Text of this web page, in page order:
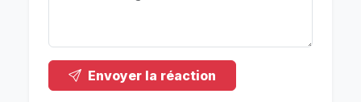
Envoyer la réaction